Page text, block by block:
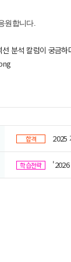
원합니다.
분석 칼럼이 궁금하
합격 2025
학습전략